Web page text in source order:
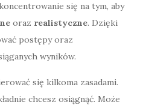
się na tym, aby
oraz realistyczne. Dzięki
postępy oraz
wyników.
się kilkoma zasadami.
chcesz osiągnąć. Może